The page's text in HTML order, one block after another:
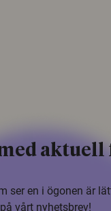
ser en i ögonen är
vårt nyhetsbrev!